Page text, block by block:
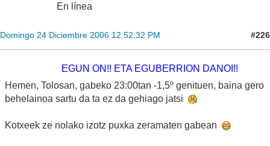
En línea
Domingo 24 Diciembre 2006 12:52:32 PM #226
EGUN ON!! ETA EGUBERRION DANOI!!
Hemen, Tolosan, gabeko 23:00tan -1,5º genituen, baina gero
behelainoa sartu da ta ez da gehiago jatsi
Kotxeek ze nolako izotz puxka zeramaten gabean